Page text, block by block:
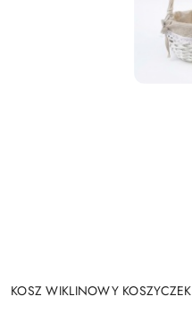
KOSZ WIKLINOWY KOSZYCZEK